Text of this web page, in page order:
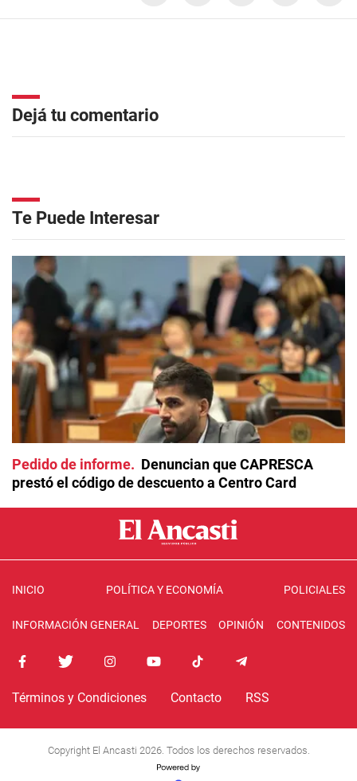
Dejá tu comentario
Te Puede Interesar
Pedido de informe
Denuncian que CAPRESCA
prestó el código de descuento a Centro Card
INICIO POLÍTICA Y ECONOMÍA POLICIALES
INFORMACIÓN GENERAL DEPORTES OPINIÓN CONTENIDOS
Términos y Condiciones Contacto RSS
Copyright El Ancasti 2026. Todos los derechos reservados.